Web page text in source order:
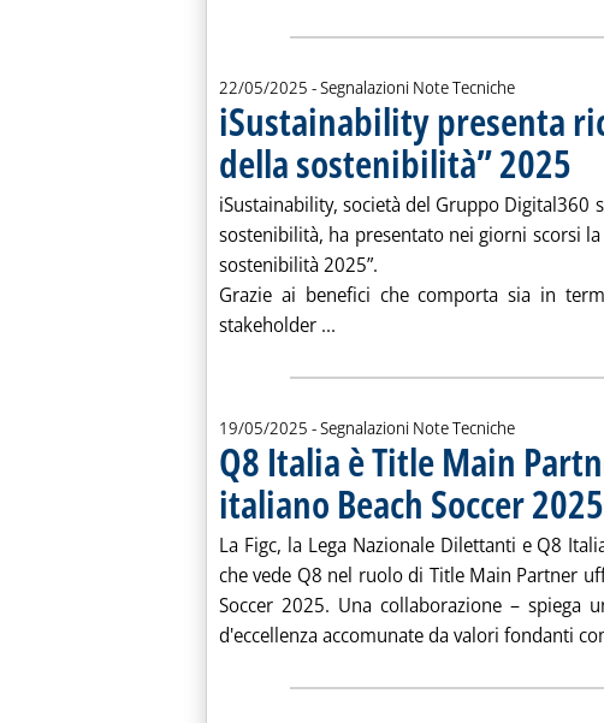
22/05/2025 - Segnalazioni Note Tecniche
iSustainability presenta
della sostenibilità” 2025
iSustainability, società del Gruppo Digital360
sostenibilità, ha presentato nei giorni scorsi
sostenibilità 2025”.
Grazie ai benefici che comporta sia in
stakeholder ... Leggi tutta la notizia:
19/05/2025 - Segnalazioni Note Tecniche
Q8 Italia è Title Main
italiano Beach Soccer 2025
La Figc, la Lega Nazionale Dilettanti e Q8
che vede Q8 nel ruolo di Title Main Partner
Soccer 2025. Una collaborazione – spiega
d'eccellenza accomunate da valori fondanti